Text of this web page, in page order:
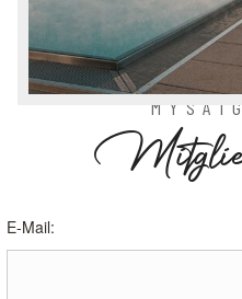
Mitgli
E-Mail: